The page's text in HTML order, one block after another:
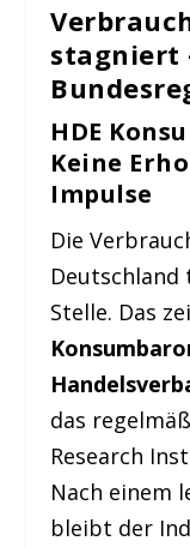
stagniert
HDE
Keine
Impulse
Die
Stelle. Das
das
Research
Nach einem
bleibt der